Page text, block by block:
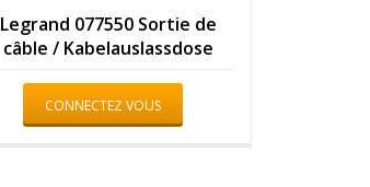
Legrand 077550 Sortie de
câble / Kabelauslassdose
CONNECTEZ VOUS